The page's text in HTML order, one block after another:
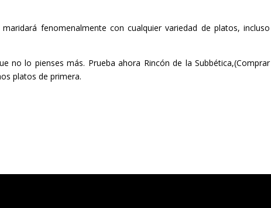
fenomenalmente con cualquier variedad de platos, incluso
no lo pienses más. Prueba ahora Rincón de la Subbética,(Comprar
platos de primera.